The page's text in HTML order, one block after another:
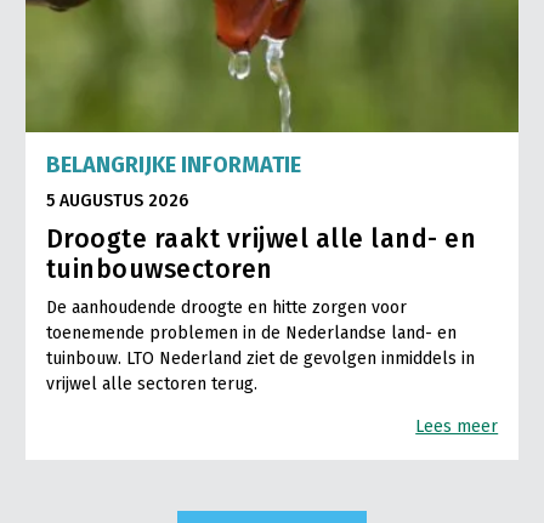
BELANGRIJKE INFORMATIE
5 AUGUSTUS 2026
Droogte raakt vrijwel alle land- en
tuinbouwsectoren
De aanhoudende droogte en hitte zorgen voor
toenemende problemen in de Nederlandse land- en
tuinbouw. LTO Nederland ziet de gevolgen inmiddels in
vrijwel alle sectoren terug.
Lees meer